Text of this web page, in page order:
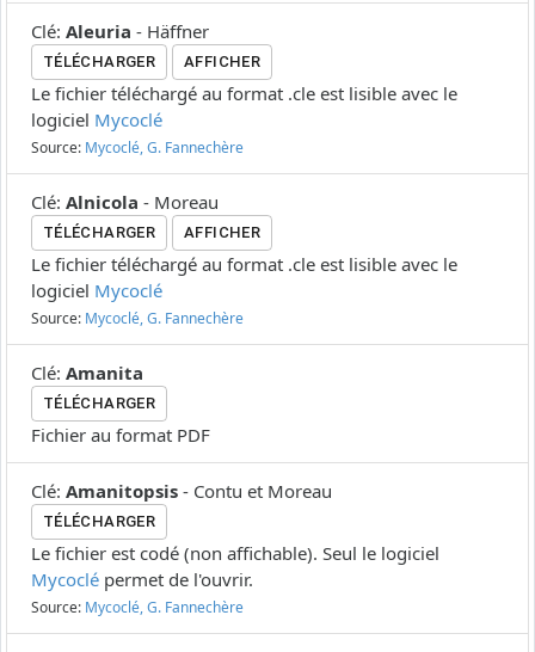
Clé: Aleuria - Häffner
TÉLÉCHARGER AFFICHER
Le fichier téléchargé au format .cle est lisible avec le
logiciel Mycoclé
Source: Mycoclé, G. Fannechère
Clé: Alnicola - Moreau
TÉLÉCHARGER AFFICHER
Le fichier téléchargé au format .cle est lisible avec le
logiciel Mycoclé
Source: Mycoclé, G. Fannechère
Clé: Amanita
TÉLÉCHARGER
Fichier au format PDF
Clé: Amanitopsis - Contu et Moreau
TÉLÉCHARGER
Le fichier est codé (non affichable). Seul le logiciel
Mycoclé permet de l'ouvrir.
Source: Mycoclé, G. Fannechère